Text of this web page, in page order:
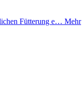
Fütterung e… Mehr